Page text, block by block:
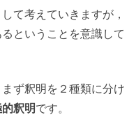
て考えていきますが，
ということを意識して
ず釈明を２種類に分け
釈明です。